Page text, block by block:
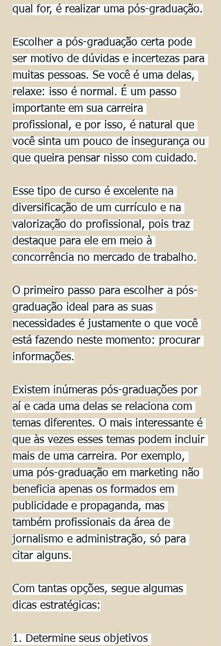
qual for, é realizar uma pós-graduação.
Escolher a pós-graduação certa pode
ser motivo de dúvidas e incertezas para
muitas pessoas. Se você é uma delas,
relaxe: isso é normal. É um passo
importante em sua carreira
profissional, e por isso, é natural que
você sinta um pouco de insegurança ou
que queira pensar nisso com cuidado.
Esse tipo de curso é excelente na
diversificação de um currículo e na
valorização do profissional, pois traz
destaque para ele em meio à
concorrência no mercado de trabalho.
O primeiro passo para escolher a pós-
graduação ideal para as suas
necessidades é justamente o que você
está fazendo neste momento: procurar
informações.
Existem inúmeras pós-graduações por
aí e cada uma delas se relaciona com
temas diferentes. O mais interessante é
que às vezes esses temas podem incluir
mais de uma carreira. Por exemplo,
uma pós-graduação em marketing não
beneficia apenas os formados em
publicidade e propaganda, mas
também profissionais da área de
jornalismo e administração, só para
citar alguns.
Com tantas opções, segue algumas
dicas estratégicas:
1. Determine seus objetivos